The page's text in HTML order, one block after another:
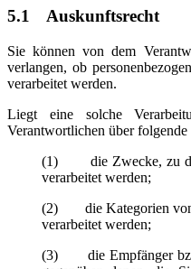
5.1 Auskunftsrecht
Sie können von dem
verlangen, ob
verarbeitet werden.
Liegt eine solche
Verantwortlichen über
(1) die Zwecke, zu
verarbeitet werden;
(2) die Kategorien von
verarbeitet werden;
(3) die Empfänger